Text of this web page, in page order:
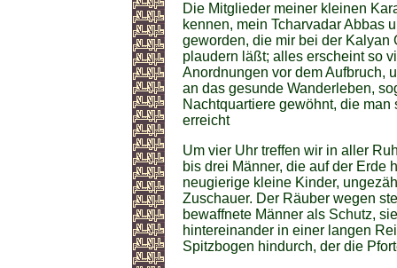
Die Mitglieder meiner kleinen
kennen, mein Tcharvadar Abbas
geworden, die mir bei der Kalyan
plaudern läßt; alles erscheint so
Anordnungen vor dem Aufbruch,
an das gesunde Wanderleben,
Nachtquartiere gewöhnt, die
erreicht
Um vier Uhr treffen wir in aller
bis drei Männer, die auf der Erde
neugierige kleine Kinder,
Zuschauer. Der Räuber wegen
bewaffnete Männer als Schutz,
hintereinander in einer langen
Spitzbogen hindurch, der die